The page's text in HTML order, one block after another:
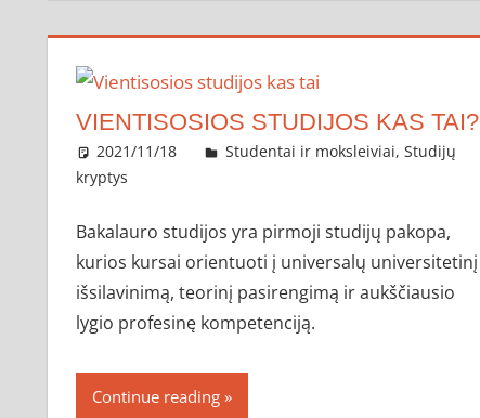
VIENTISOSIOS STUDIJOS KAS TAI?
2021/11/18 administratorius
Studentai ir moksleiviai, Studijų
kryptys
Bakalauro studijos yra pirmoji studijų pakopa,
kurios kursai orientuoti į universalų universitetinį
išsilavinimą, teorinį pasirengimą ir aukščiausio
lygio profesinę kompetenciją.
Continue reading